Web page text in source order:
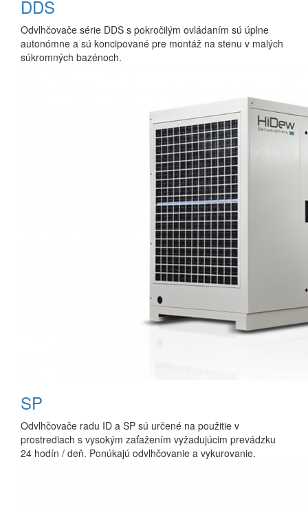
DDS
Odvlhčovače série DDS s pokročilým ovládaním sú úplne
autonómne a sú koncipované pre montáž na stenu v malých
súkromných bazénoch.
SP
Odvlhčovače radu ID a SP sú určené na použitie v
prostrediach s vysokým zaťažením vyžadujúcim prevádzku
24 hodín / deň. Ponúkajú odvlhčovanie a vykurovanie.